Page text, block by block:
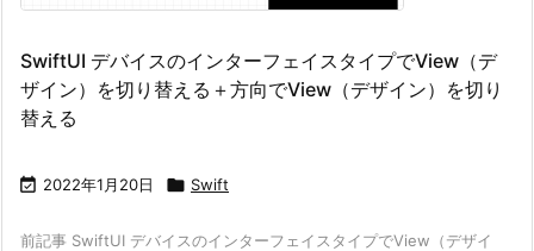
SwiftUI デバイスのインターフェイスタイプでView（デ
ザイン）を切り替える＋方向でView（デザイン）を切り
替える
 2022年1月20日  Swift
前記事 SwiftUI デバイスのインターフェイスタイプでView（デザイ